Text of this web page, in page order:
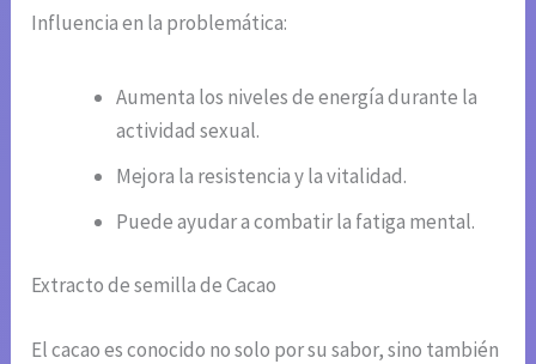
Influencia en la problemática:
Aumenta los niveles de energía durante la
actividad sexual.
Mejora la resistencia y la vitalidad.
Puede ayudar a combatir la fatiga mental.
Extracto de semilla de Cacao
El cacao es conocido no solo por su sabor, sino también